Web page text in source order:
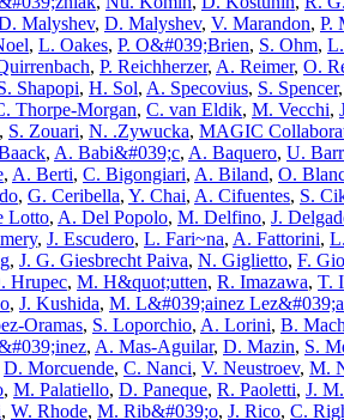
Malyshev, D. Malyshev, V. Marandon, P.
, L. Oakes, P. O&#039;Brien, S. Ohm,
, P. Reichherzer, A. Reimer, O.
Shapopi, H. Sol, A. Specovius, S. Spencer,
Thorpe-Morgan, C. van Eldik, M. Vecchi,
, S. Zouari, N. .Zywucka, MAGIC
, A. Babi&#039;c, A. Baquero, U.
, A. Berti, C. Bigongiari, A. Biland, O.
, G. Ceribella, Y. Chai, A. Cifuentes, S.
Lotto, A. Del Popolo, M. Delfino, J.
, J. Escudero, L. Fari~na, A. Fattorini,
, J. G. Giesbrecht Paiva, N. Giglietto, F.
Hrupec, M. H&quot;utten, R. Imazawa, T.
, J. Kushida, M. L&#039;ainez
Oramas, S. Loporchio, A. Lorini, B.
, A. Mas-Aguilar, D. Mazin, S.
D. Morcuende, C. Nanci, V. Neustroev, M.
, M. Palatiello, D. Paneque, R. Paoletti, J.
, W. Rhode, M. Rib&#039;o, J. Rico, C.